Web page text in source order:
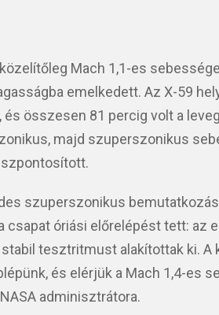
Mach 1,1-es
emelkedett. Az X-59
összesen 81 percig volt a
majd szuperszonikus
szuperszonikus
csapat óriási előrelépést tett: az
tesztritmust alakítottak ki. A
és elérjük a Mach 1,4-es
adminisztrátora.